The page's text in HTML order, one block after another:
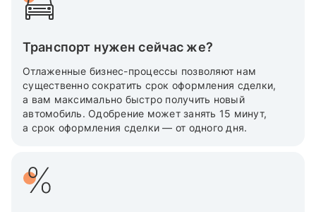
Транспорт нужен сейчас же?
Отлаженные бизнес-процессы позволяют нам
существенно сократить срок оформления сделки,
а вам максимально быстро получить новый
автомобиль. Одобрение может занять 15 минут,
а срок оформления сделки — от одного дня.